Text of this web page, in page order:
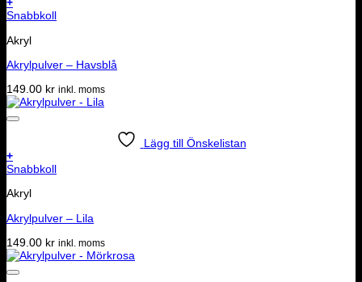
+
Snabbkoll
Akryl
Akrylpulver – Havsblå
149.00 kr inkl. moms
Lägg till Önskelistan
+
Snabbkoll
Akryl
Akrylpulver – Lila
149.00 kr inkl. moms